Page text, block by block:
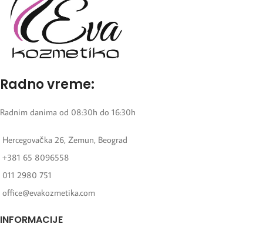
Radno vreme:
Radnim danima od 08:30h do 16:30h
Hercegovačka 26, Zemun, Beograd
+381 65 8096558
011 2980 751
office@evakozmetika.com
INFORMACIJE